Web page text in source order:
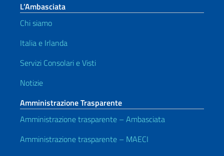
L’Ambasciata
Chi siamo
Italia e Irlanda
Servizi Consolari e Visti
Notizie
Amministrazione Trasparente
Amministrazione trasparente – Ambasciata
Amministrazione trasparente – MAECI